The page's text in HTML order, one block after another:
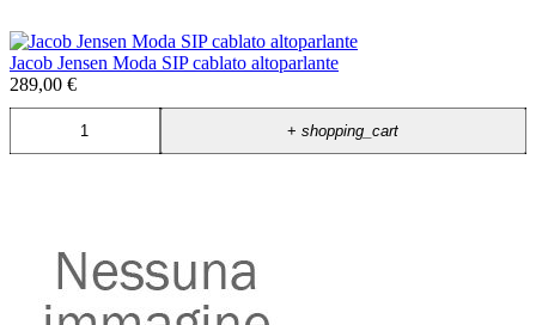
Jacob Jensen Moda SIP cablato altoparlante
289,00 €
+shopping_cart